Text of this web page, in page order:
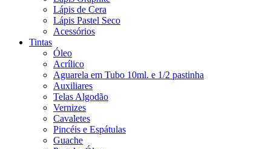
Lápis de Cera
Lápis Pastel Seco
Acessórios
Tintas
Óleo
Acrílico
Aguarela em Tubo 10ml. e 1/2 pastinha
Auxiliares
Telas Algodão
Vernizes
Cavaletes
Pincéis e Espátulas
Guache